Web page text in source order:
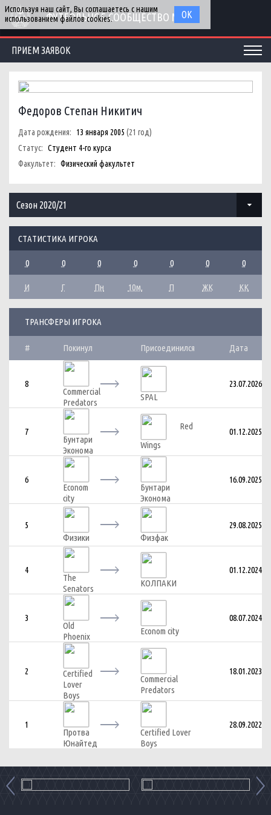
ФУТБОЛЬНОЕ СООБЩЕСТВО МГУ
ПРИЕМ ЗАЯВОК
Федоров Степан Никитич
Дата рождения: 13 января 2005 (21 год)
Статус: Студент 4-го курса
Факультет: Физический факультет
Сезон 2020/21
СТАТИСТИКА ИГРОКА
0 0 0 0 0 0 0
И Г Пн 10м. П ЖК КК
ТРАНСФЕРЫ ИГРОКА
# Покинул Присоединился Дата
8
Commercial
Predators
SPAL
23.07.2026
7
Бунтари
Эконома
Red
Wings
01.12.2025
6
Econom
city
Бунтари
Эконома
16.09.2025
5
Физики
Физфак
29.08.2025
4
The
Senators
КОЛПАКИ
01.12.2024
3
Old
Phoenix
Econom city
08.07.2024
2
Certified
Lover
Boys
Commercial
Predators
18.01.2023
1
Протва
Юнайтед
Certified Lover
Boys
28.09.2022
Используя наш сайт, Вы соглашаетесь с нашим
использованием файлов cookies.
ОК